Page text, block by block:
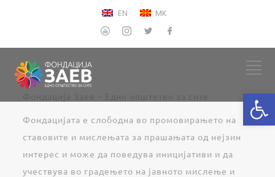
EN MK
Фондацијата е слободна во промовирањето на
ставовите и мислењата за прашањата од нејзин
интерес и може да поведува иницијативи и да
учествува во градењето на јавното мислење и